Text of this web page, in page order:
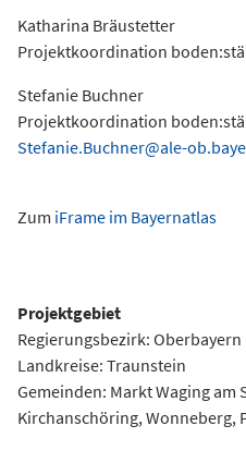
Katharina Bräustetter
Projektkoordination
Stefanie Buchner
Projektkoordination
Stefanie.Buchner@ale-
Zum iFrame im Bayernatlas
Projektgebiet
Regierungsbezirk: Oberbayern
Landkreise: Traunstein
Gemeinden: Markt Waging am
Kirchanschöring, Wonneberg,